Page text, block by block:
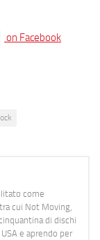
on Facebook
come
cui Not Moving,
di dischi
e aprendo per